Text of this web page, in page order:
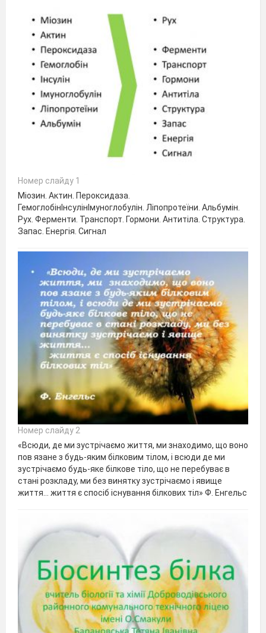
Номер слайду 1
Міозин. Актин. Пероксидаза.
ГемоглобінІнсулінІмуноглобулін. Ліпопротеїни. Альбумін.
Рух. Ферменти. Транспорт. Гормони. Антитіла. Структура.
Запас. Енергія. Сигнал
Номер слайду 2
«Всюди, де ми зустрічаємо життя, ми знаходимо, що воно
пов язане з будь-яким білковим тілом, і всюди де ми
зустрічаємо будь-яке білкове тіло, що не перебуває в
стані розкладу, ми без винятку зустрічаємо і явище
життя… життя є спосіб існування білкових тіл» Ф. Енгельс